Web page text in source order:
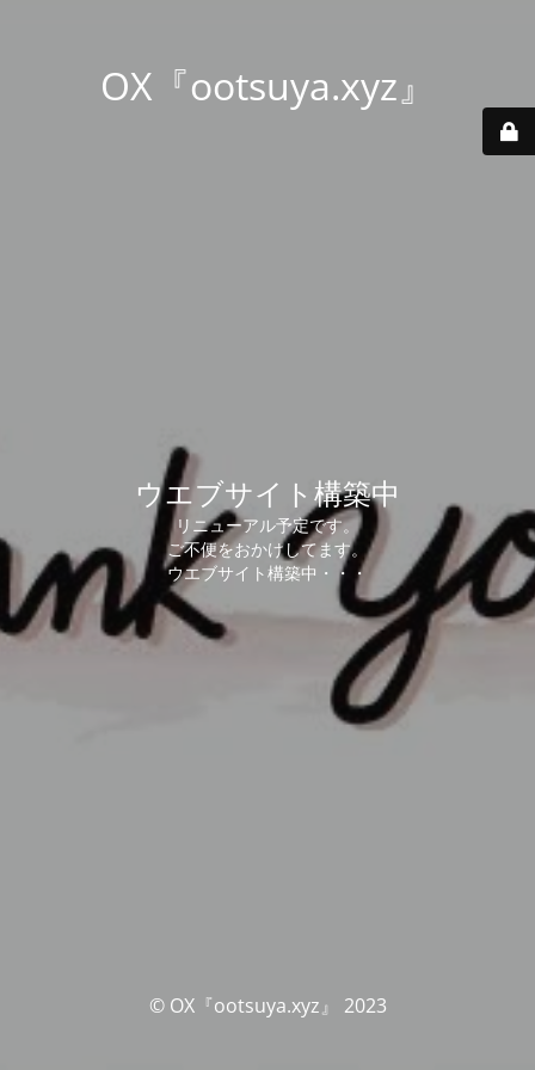
OX『ootsuya.xyz』
ウエブサイト構築中
リニューアル予定です。
ご不便をおかけしてます。
ウエブサイト構築中・・・
© OX『ootsuya.xyz』 2023